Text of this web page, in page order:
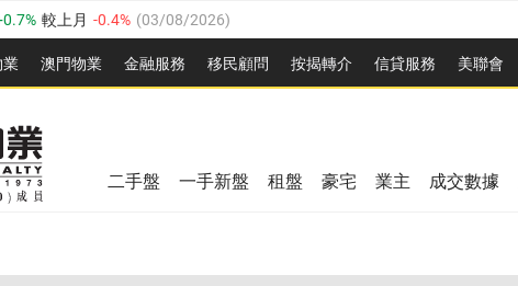
0.7% 較上月 -0.4% (03/08/2026)
0% 較上月 0.4% (03/08/2026)
-0.3% 較上月 -0.8% (03/08/2026)
-0.1%
0.1% 0.9% 03/08/2026
0.7% 較上月
業 澳門物業 金融服務 移民顧問 按揭轉介 信貸服務 美聯會
0% 較上月
二手盤 一手新盤 租盤 豪宅 業主 成交數據